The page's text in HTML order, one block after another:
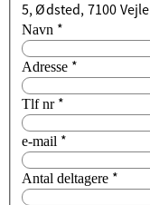
5, Ødsted, 7100 Vejle
Navn *
Adresse *
Tlf nr *
e-mail *
Antal deltagere *